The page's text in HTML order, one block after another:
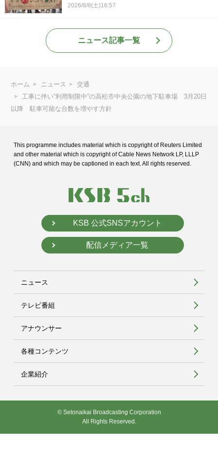
2026/8/8(土)16:57
ニュース記事一覧
ホーム ニュース
交通
工事に伴い“利用制限中”の高松市中央公園の地下駐車場 3月20日
以降 駐車可能な台数を増やす方針
This programme includes material which is copyright of Reuters Limited
and other material which is copyright of Cable News Network LP, LLLP
(CNN) and which may be captioned in each text. All rights reserved.
KSB 公式SNSアカウント
配信メディア一覧
ニュース
テレビ番組
アナウンサー
各種コンテンツ
企業紹介
© Setonaikai Broadcasting Corporation
All Rights Reserved.